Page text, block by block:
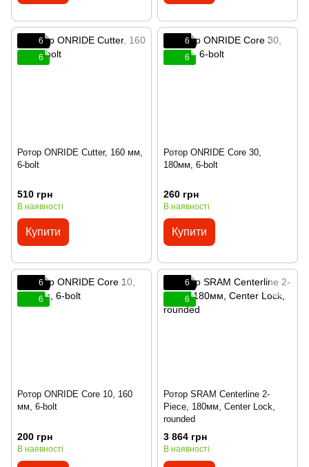
6
6
Ротор ONRIDE Cutter, 160 мм,
6-bolt
510 грн
В наявності
Купити
6
6
Ротор ONRIDE Core 30,
180мм, 6-bolt
260 грн
В наявності
Купити
6
6
Ротор ONRIDE Core 10, 160
мм, 6-bolt
200 грн
В наявності
6
6
Ротор SRAM Centerline 2-
Piece, 180мм, Center Lock,
rounded
3 864 грн
В наявності